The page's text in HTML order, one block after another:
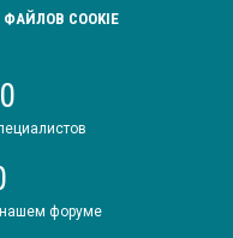
COOKIE
форуме